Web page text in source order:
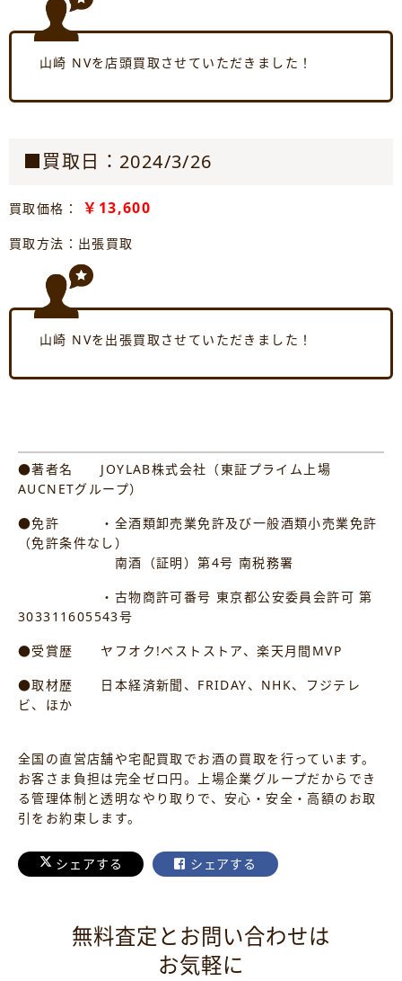
山崎 NVを店頭買取させていただきました！
■買取日：2024/3/26
買取価格： ￥13,600
買取方法：出張買取
山崎 NVを出張買取させていただきました！
●著者名 JOYLAB株式会社（東証プライム上場
AUCNETグループ）
●免許 ・全酒類卸売業免許及び一般酒類小売業免許
（免許条件なし）
南酒（証明）第4号 南税務署
・古物商許可番号 東京都公安委員会許可 第
303311605543号
●受賞歴 ヤフオク!ベストストア、楽天月間MVP
●取材歴 日本経済新聞、FRIDAY、NHK、フジテレ
ビ、ほか
全国の直営店舗や宅配買取でお酒の買取を行っています。
お客さま負担は完全ゼロ円。上場企業グループだからでき
る管理体制と透明なやり取りで、安心・安全・高額のお取
引をお約束します。
シェアする シェアする
無料査定とお問い合わせは
お気軽に